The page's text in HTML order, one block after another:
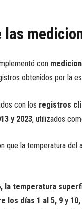
las
con
obtenidos por la
con los registros
y 2023, utilizados
que la temperatura del
la temperatura
los días 1 al 5, 9 y